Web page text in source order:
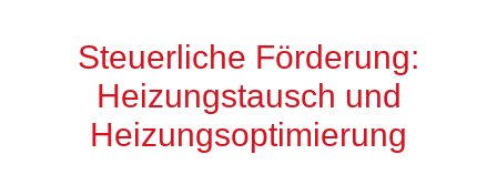
Steuerliche Förderung:
Heizungstausch und
Heizungsoptimierung